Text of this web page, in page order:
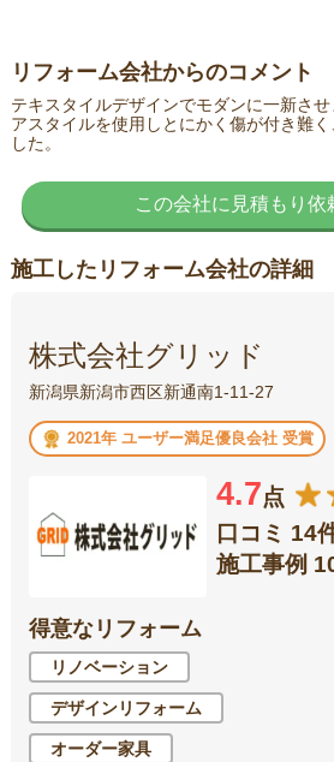
リフォーム会社からのコメント
テキスタイルデザインでモダンに一新さ
アスタイルを使用しとにかく傷が付き難
した。
この会社に見積もり依
施工したリフォーム会社の詳細
株式会社グリッド
新潟県新潟市西区新通南1-11-27
2021年 ユーザー満足優良会社 受賞
4.7点
口コミ 14
施工事例
得意なリフォーム
リノベーション
デザインリフォーム
オーダー家具